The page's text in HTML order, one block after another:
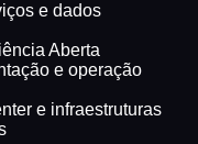
e dados
Aberta
e operação
e infraestruturas